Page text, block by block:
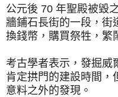
公元後 70 年聖殿被毀
牆鋪石長街的一段，街
換錢幣，購買祭牲，繁
考古學者表示，發掘威
肯定拱門的建設時間，
意料之外的發現。